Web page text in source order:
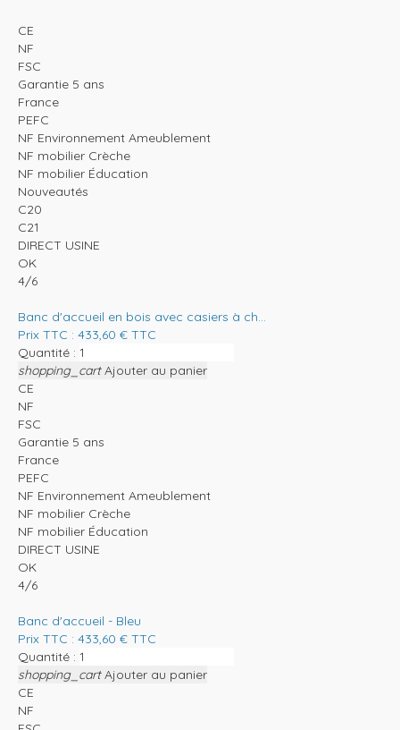
CE
NF
FSC
Garantie 5 ans
France
PEFC
NF Environnement Ameublement
NF mobilier Crèche
NF mobilier Éducation
Nouveautés
C20
C21
DIRECT USINE
OK
4/6
Banc d'accueil en bois avec casiers à ch...
Prix TTC : 433,60 € TTC
Quantité :
shopping_cart Ajouter au panier
CE
NF
FSC
Garantie 5 ans
France
PEFC
NF Environnement Ameublement
NF mobilier Crèche
NF mobilier Éducation
DIRECT USINE
OK
4/6
Banc d'accueil - Bleu
Prix TTC : 433,60 € TTC
Quantité :
shopping_cart Ajouter au panier
CE
NF